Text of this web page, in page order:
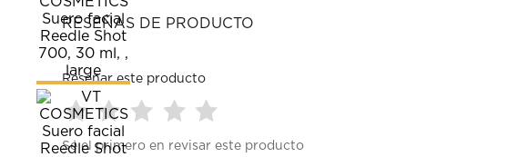
RESEÑAS DE PRODUCTO
Reseñar este producto
Seleccionar
para
Seleccionar
paraparaparapara
Sé el primero en revisar este producto